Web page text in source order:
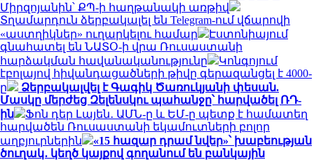
Միրզոյանին՝ ՔՊ-ի հաղթանակի առթիվ
Տղամարդուն ձերբակալել են Telegram-ում վճարովի
«աստղիկներ» ուղարկելու համար
Էստոնիայում
գնահատել են ՆԱՏՕ-ի վրա Ռուսաստանի
հարձակման հավանականությունը
Կոնգոյում
էբոլայով հիվանդացածների թիվը գերազանցել է 4000-
ը
Ձերբակալվել է Գագիկ Ծառուկյանի փեսան.
Մասկը մերժեց Զելենսկու պահանջը՝ հարվածել ՌԴ-
ին
Ֆոն դեր Լայեն․ ԱՄՆ-ը և ԵՄ-ը պետք է համատեղ
հարվածեն Ռուսաստանի եկամուտների բոլոր
աղբյուրներին
«15 հազար դրամ նվեր»՝ խաբեության
ծուղակ․ կեղծ կայքով գողանում են բանկային